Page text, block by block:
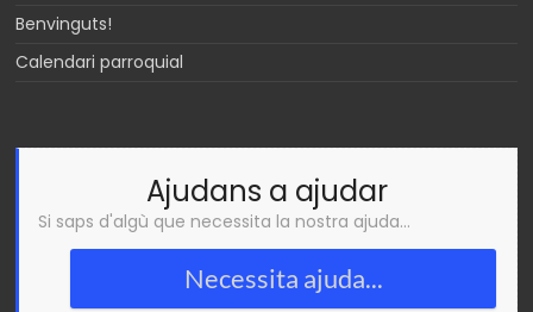
Benvinguts!
Calendari parroquial
Ajudans a ajudar
Si saps d'algù que necessita la nostra ajuda...
Necessita ajuda...